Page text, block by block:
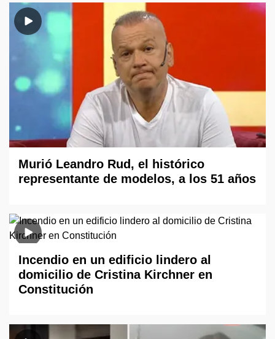
Murió Leandro Rud, el histórico
representante de modelos, a los 51 años
Incendio en un edificio lindero al
domicilio de Cristina Kirchner en
Constitución